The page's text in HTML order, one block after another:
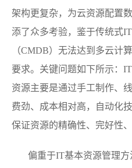
架构更复杂，为云资源配置
添了众多考验，鉴于传统式
（CMDB）无法达到多云计
要求。关键问题如下所示：
资源主要是通过手工制作、
费劲、成本相对高，自动化
保证资源的精确性、完好性
偏重于IT基本资源管理